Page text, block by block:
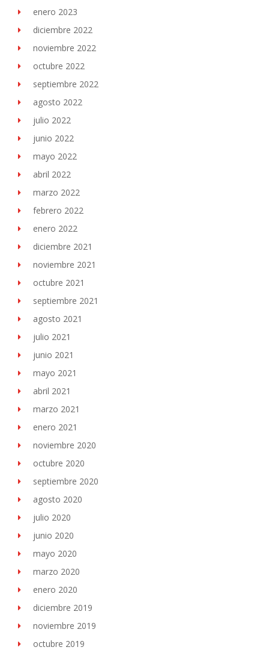
enero 2023
diciembre 2022
noviembre 2022
octubre 2022
septiembre 2022
agosto 2022
julio 2022
junio 2022
mayo 2022
abril 2022
marzo 2022
febrero 2022
enero 2022
diciembre 2021
noviembre 2021
octubre 2021
septiembre 2021
agosto 2021
julio 2021
junio 2021
mayo 2021
abril 2021
marzo 2021
enero 2021
noviembre 2020
octubre 2020
septiembre 2020
agosto 2020
julio 2020
junio 2020
mayo 2020
marzo 2020
enero 2020
diciembre 2019
noviembre 2019
octubre 2019